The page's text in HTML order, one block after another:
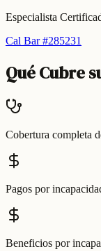
Especialista
Cal Bar #285231
Qué Cubre
Cobertura completa
Pagos por
Beneficios por